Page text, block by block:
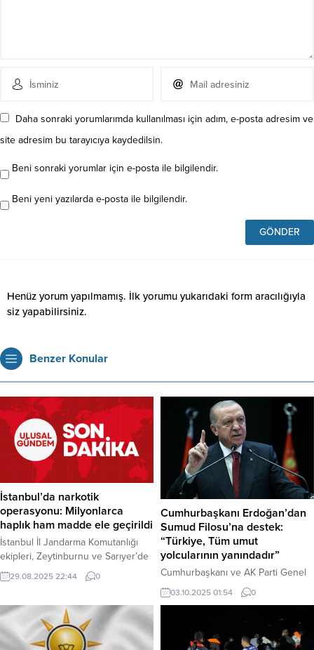
Daha sonraki yorumlarımda kullanılması için adım, e-posta adresim ve
site adresim bu tarayıcıya kaydedilsin.
Beni sonraki yorumlar için e-posta ile bilgilendir.
Beni yeni yazılarda e-posta ile bilgilendir.
Henüz yorum yapılmamış. İlk yorumu yukarıdaki form aracılığıyla
siz yapabilirsiniz.
Benzer Konular
İstanbul’da narkotik
operasyonu: Milyonlarca
haplık ham madde ele geçirildi
İstanbul İl Jandarma Komutanlığı
ekipleri, Zeytinburnu ve Sarıyer’de
uyuşturucu imalathanelerine
düzenlediği baskınlarda yaklaşık 5
hapı üretilebilecek 290 kilogram
ham madde ve 847 binden fazla
hazır uyuşturucu hap ele geçirdi.
29.08.2025 22:44 0
Cumhurbaşkanı Erdoğan’dan
Sumud Filosu’na destek:
“Türkiye, Tüm umut
yolcularının yanındadır”
Cumhurbaşkanı ve AK Parti Genel
Başkanı Recep Tayyip Erdoğan,
Gazze’ye yardım götürürken
Küresel Sumud Filosu’na net bir
destek mesajı verdi. Erdoğan,
03.10.2025 01:54 0